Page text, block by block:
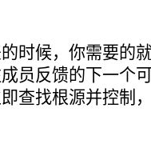
时候，你需要的
员反馈的下一个
查找根源并控制